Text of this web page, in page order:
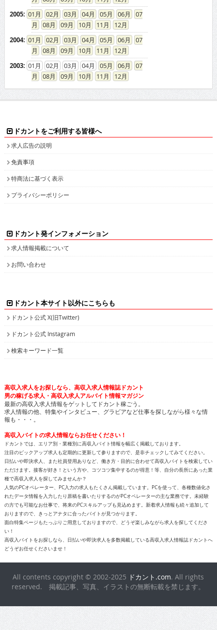
2005: 01 02 03 04 05 06
07
08
09 10 11
12
2004: 01 02 03 04 05 06
07
08
09 10 11
12
2003: 01 02 03 04 05 06
07
08
09 10 11 12
ドカントをご利用する皆様へ
求人広告の説明
免責事項
特商法に基づく表示
プライバシーポリシー
ドカント発インフォメーション
求人情報掲載について
お問い合わせ
ドカント本サイト以外にこちらも
ドカント公式 X(旧Twitter)
ドカント公式 Instagram
検索キーワード一覧
高収入求人をお探しなら、高収入求人情報誌ドカント
男の稼げる求人・高収入求人アルバイト情報マガジン
最新の高収入求人情報をゲットしてドカント稼ごう。
求人情報の他、特集やインタビュー、グラビアなど仕事を探しながら様々な情
報も・・・。
高収入バイトの求人情報ならお任せください！
ドカントでは、エリア別・業種別に高収入バイト情報を幅広く掲載しております。
注目のピックアップ求人も定期的に更新して参りますので、是非チェックしてみてください。
日払いや即決求人、また社員登用ありなど、働き方・目的に合わせて高収入バイトを検索してい
ただけます。接客が好き！という方や、コツコツ集中するのが得意！等、自分の長所にあった業
種で高収入求人を探してみませんか？
人気のPCオペレーター、PC入力の求人もたくさん掲載しています。PCを使って、各種数値化さ
れたデータ情報を入力したり原稿を書いたりするのがPCオペレーターの主な業務です。未経験
の方でも可能なお仕事で、将来のPCスキルアップも見込めます。新着求人情報も続々追加して
おりますので、きっとアナタに合ったバイトが見つかります。
面白特集ページもたっぷりご用意しておりますので、どうぞ楽しみながら求人を探してくださ
い！
高収入バイトをお探しなら、日払いや即決求人を多数掲載している高収入求人情報誌ドカントへ
どうぞお任せくださいませ！
All contents copyright © 2002-2025 ドカント.com. All rights
reserved. 掲載記事、写真、イラストの無断転載を禁じます。